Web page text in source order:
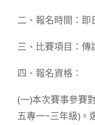
二、報名時間：即
三、比賽項目：傳
四、報名資格：
(一)本次賽事參賽
五專一~三年級)。